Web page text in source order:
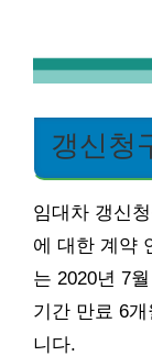
갱신청
임대차 갱신
에 대한 계약
는 2020년 7
기간 만료 6
니다.